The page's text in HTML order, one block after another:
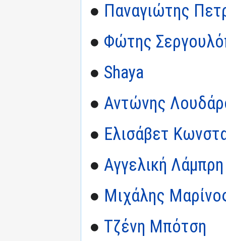
● Παναγιώτης
● Φώτης
● Shaya
● Αντώνης
● Ελισάβετ
● Αγγελική Λάμπρη
● Μιχάλης
● Τζένη Μπότση